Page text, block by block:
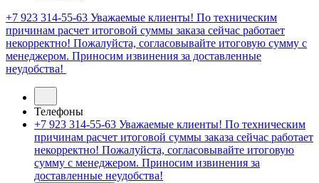
+7 923 314-55-63 Уважаемые клиенты! По техническим
причинам расчет итоговой суммы заказа сейчас работает
некорректно! Пожалуйста, согласовывайте итоговую сумму с
менеджером. Приносим извинения за доставленные
неудобства!
Телефоны
+7 923 314-55-63 Уважаемые клиенты! По техническим
причинам расчет итоговой суммы заказа сейчас работает
некорректно! Пожалуйста, согласовывайте итоговую
сумму с менеджером. Приносим извинения за
доставленные неудобства!